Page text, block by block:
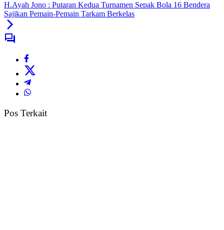
H.Ayah Jono : Putaran Kedua Turnamen Sepak Bola 16 Bendera
Sajikan Pemain-Pemain Tarkam Berkelas
Pos Terkait